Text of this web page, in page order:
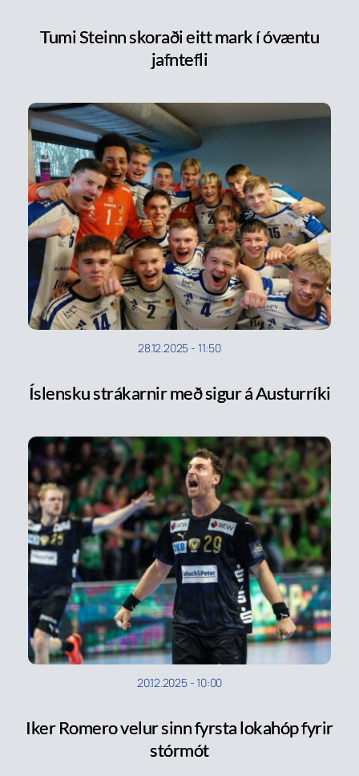
Tumi Steinn skoraði eitt mark í óvæntu
jafntefli
28.12.2025 - 11:50
Íslensku strákarnir með sigur á Austurríki
20.12.2025-10:00
Iker Romero velur sinn fyrsta lokahóp fyrir
stórmót